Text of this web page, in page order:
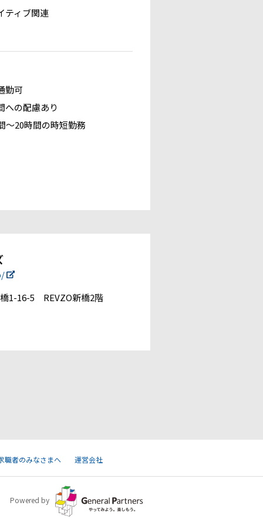
ティブ関連
勤可
への配慮あり
～20時間の時短勤務
1-16-5 REVZO新橋2階
職者のみなさまへ 運営会社
Powered by